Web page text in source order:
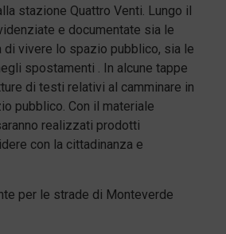
stazione Quattro Venti. Lungo il
e documentate sia le
di vivere lo spazio pubblico, sia le
spostamenti . In alcune tappe
di testi relativi al camminare in
pubblico. Con il materiale
realizzati prodotti
con la cittadinanza e
per le strade di Monteverde